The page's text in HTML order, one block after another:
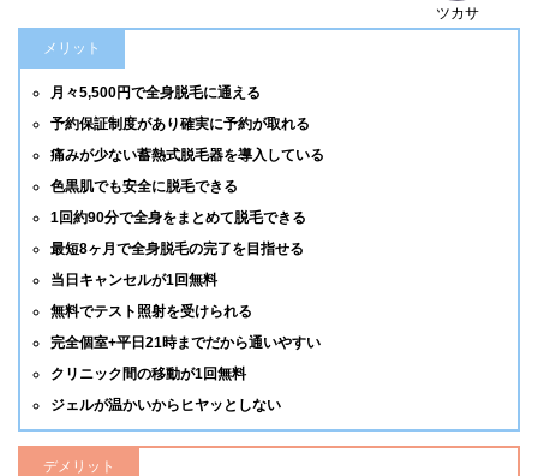
ツカサ
メリット
月々5,500円で全身脱毛に通える
予約保証制度があり確実に予約が取れる
痛みが少ない蓄熱式脱毛器を導入している
色黒肌でも安全に脱毛できる
1回約90分で全身をまとめて脱毛できる
最短8ヶ月で全身脱毛の完了を目指せる
当日キャンセルが1回無料
無料でテスト照射を受けられる
完全個室+平日21時までだから通いやすい
クリニック間の移動が1回無料
ジェルが温かいからヒヤッとしない
デメリット